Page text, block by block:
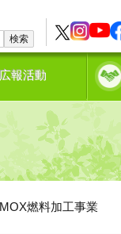
検索
報活動
燃料加工事業